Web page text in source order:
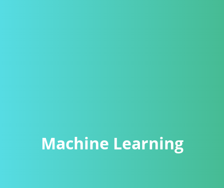
Machine Learning